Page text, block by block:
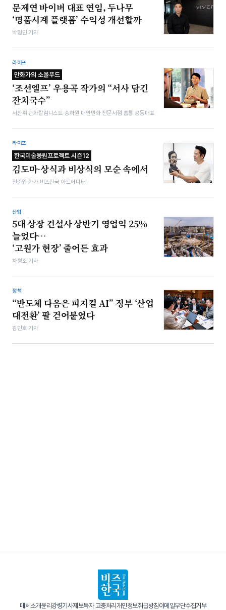
문제연 바이버 대표 연임, 두나무
‘명품시계 플랫폼’ 수익성 개선할까
박형민 기자
라이프
만화가의 소울푸드
‘조선엘프’ 우용곡 작가의 “서사 담긴
잔치국수”
서찬휘 만화칼럼니스트·송하원 대안만화 전문서점 홈통 공동대표
라이프
한국미술응원프로젝트 시즌12
김도마-상식과 비상식의 모순 속에서
전준엽 화가·비즈한국 아트에디터
산업
5대 상장 건설사 상반기 영업익 25%
늘었다…
‘고원가 현장’ 줄어든 효과
차형조 기자
정책
“반도체 다음은 피지컬 AI” 정부 ‘산업
대전환’ 팔 걷어붙였다
김민호 기자
매체소개윤리강령기사제보독자 고충처리 개인정보취급방침이메일무단수집거부